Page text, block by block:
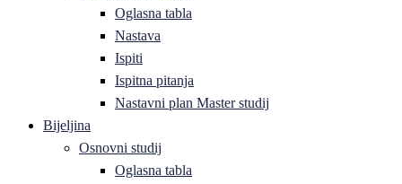
Oglasna tabla
Nastava
Ispiti
Ispitna pitanja
Nastavni plan Master studij
Bijeljina
Osnovni studij
Oglasna tabla